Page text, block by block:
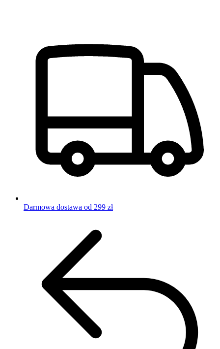
Darmowa dostawa od 299 zł